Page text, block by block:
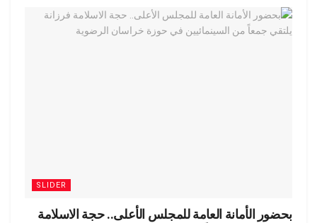
SLIDER
بحضور الأمانة العامة للمجلس الأعلى.. حجة الاسلامة